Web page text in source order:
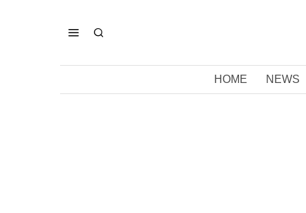
HOME NEWS